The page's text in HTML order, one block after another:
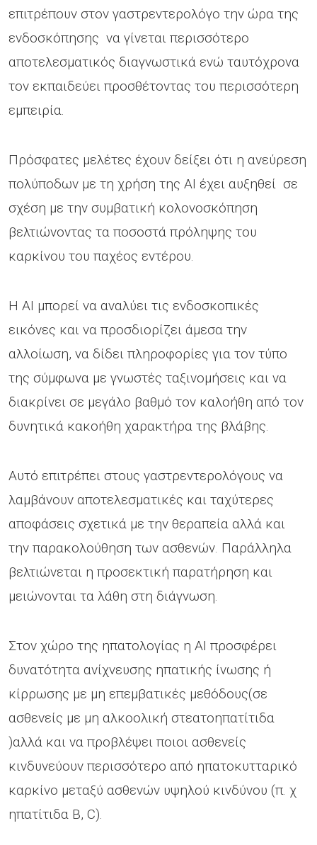
επιτρέπουν στον γαστρεντερολόγο την ώρα της
ενδοσκόπησης να γίνεται περισσότερο
αποτελεσματικός διαγνωστικά ενώ ταυτόχρονα
τον εκπαιδεύει προσθέτοντας του περισσότερη
εμπειρία.
Πρόσφατες μελέτες έχουν δείξει ότι η ανεύρεση
πολύποδων με τη χρήση της ΑΙ έχει αυξηθεί σε
σχέση με την συμβατική κολονοσκόπηση
βελτιώνοντας τα ποσοστά πρόληψης του
καρκίνου του παχέος εντέρου.
Η ΑΙ μπορεί να αναλύει τις ενδοσκοπικές
εικόνες και να προσδιορίζει άμεσα την
αλλοίωση, να δίδει πληροφορίες για τον τύπο
της σύμφωνα με γνωστές ταξινομήσεις και να
διακρίνει σε μεγάλο βαθμό τον καλοήθη από τον
δυνητικά κακοήθη χαρακτήρα της βλάβης.
Αυτό επιτρέπει στους γαστρεντερολόγους να
λαμβάνουν αποτελεσματικές και ταχύτερες
αποφάσεις σχετικά με την θεραπεία αλλά και
την παρακολούθηση των ασθενών. Παράλληλα
βελτιώνεται η προσεκτική παρατήρηση και
μειώνονται τα λάθη στη διάγνωση.
Στον χώρο της ηπατολογίας η ΑΙ προσφέρει
δυνατότητα ανίχνευσης ηπατικής ίνωσης ή
κίρρωσης με μη επεμβατικές μεθόδους(σε
ασθενείς με μη αλκοολική στεατοηπατίτιδα
)αλλά και να προβλέψει ποιοι ασθενείς
κινδυνεύουν περισσότερο από ηπατοκυτταρικό
καρκίνο μεταξύ ασθενών υψηλού κινδύνου (π. χ
ηπατίτιδα Β, C).